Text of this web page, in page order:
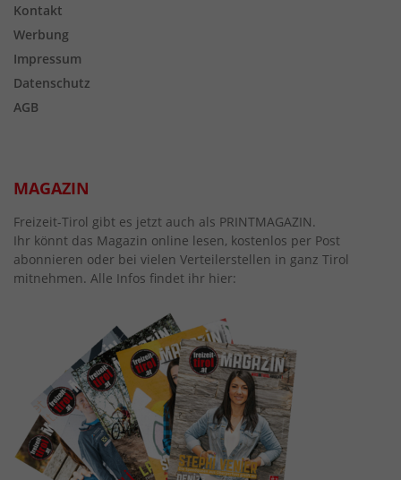
Kontakt
Werbung
Impressum
Datenschutz
AGB
MAGAZIN
Freizeit-Tirol gibt es jetzt auch als PRINTMAGAZIN.
Ihr könnt das Magazin online lesen, kostenlos per Post
abonnieren oder bei vielen Verteilerstellen in ganz Tirol
mitnehmen. Alle Infos findet ihr hier: